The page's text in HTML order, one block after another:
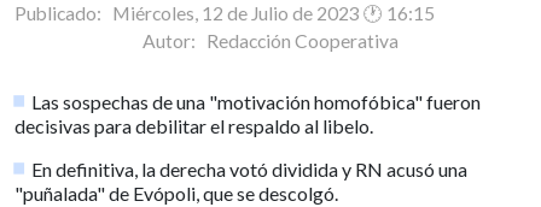
Publicado: Miércoles, 12 de Julio de 2023 🕐 16:15
Autor: Redacción Cooperativa
Las sospechas de una "motivación homofóbica" fueron
decisivas para debilitar el respaldo al libelo.
En definitiva, la derecha votó dividida y RN acusó una
"puñalada" de Evópoli, que se descolgó.